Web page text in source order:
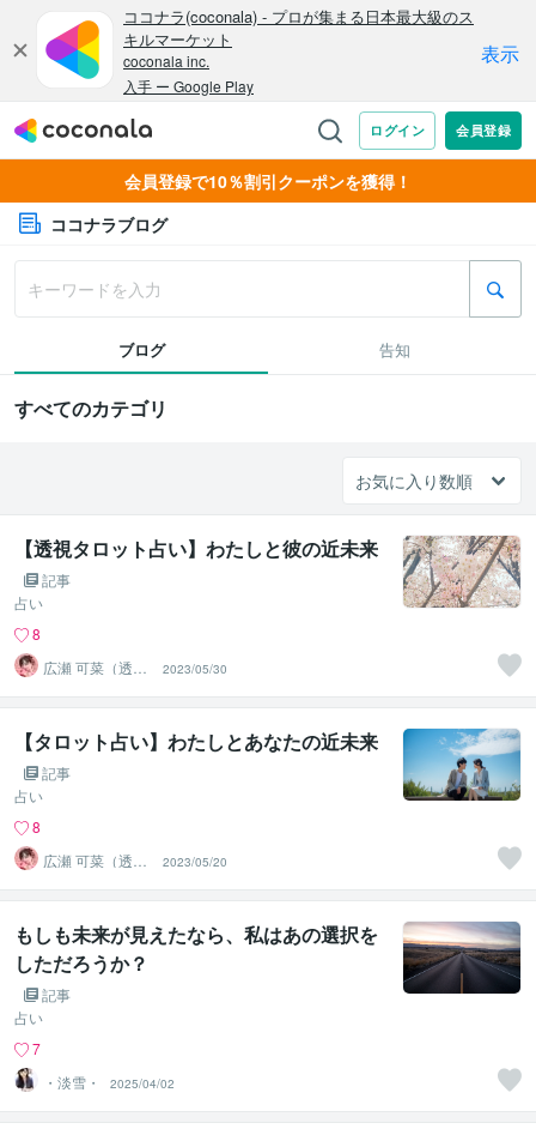
会員登録で10％割引クーポンを獲得！
ココナラブログ
ブログ 告知
すべてのカテゴリ
【透視タロット占い】わたしと彼の近未来
記事
占い
8
広瀬 可菜（透視
タロット⭐占い
師）
2023/05/30
【タロット占い】わたしとあなたの近未来
記事
占い
8
広瀬 可菜（透視
タロット⭐占い
師）
2023/05/20
もしも未来が見えたなら、私はあの選択を
しただろうか？
記事
占い
7
・淡雪・
2025/04/02